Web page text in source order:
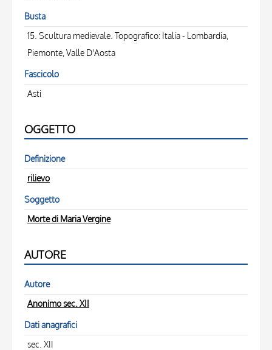
Busta
15. Scultura medievale. Topografico: Italia - Lombardia,
Piemonte, Valle D'Aosta
Fascicolo
Asti
OGGETTO
Definizione
rilievo
Soggetto
Morte di Maria Vergine
AUTORE
Autore
Anonimo sec. XII
Dati anagrafici
sec. XII